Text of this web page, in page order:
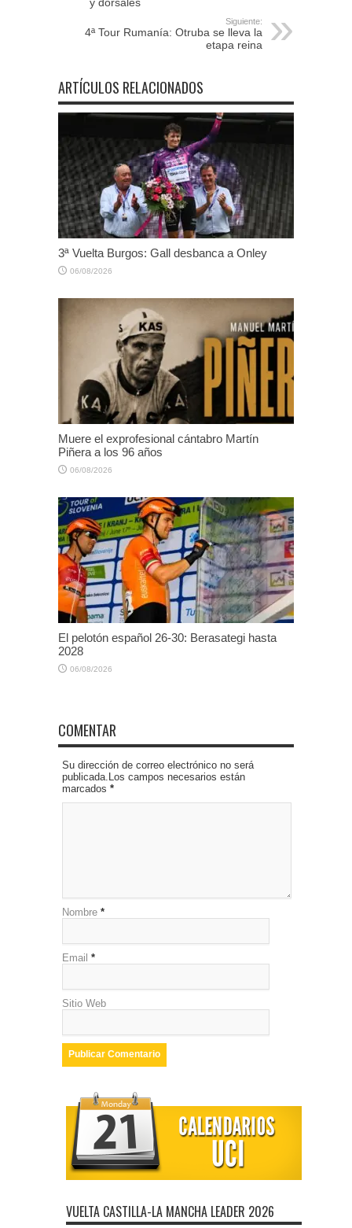
Siguiente:
4ª Tour Rumanía: Otruba se lleva la
etapa reina
ARTÍCULOS RELACIONADOS
3ª Vuelta Burgos: Gall desbanca a Onley
06/08/2026
Muere el exprofesional cántabro Martín
Piñera a los 96 años
06/08/2026
El pelotón español 26-30: Berasategi hasta
2028
06/08/2026
COMENTAR
Su dirección de correo electrónico no será
publicada.Los campos necesarios están
marcados *
Nombre *
Email *
Sitio Web
VUELTA CASTILLA-LA MANCHA LEADER 2026